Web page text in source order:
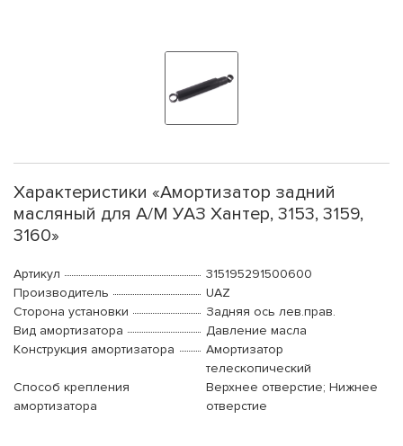
Характеристики «Амортизатор задний
масляный для А/М УАЗ Хантер, 3153, 3159,
3160»
Артикул
315195291500600
Производитель
UAZ
Сторона установки
Задняя ось лев.прав.
Вид амортизатора
Давление масла
Конструкция амортизатора
Амортизатор
телескопический
Способ крепления
амортизатора
Верхнее отверстие; Нижнее
отверстие